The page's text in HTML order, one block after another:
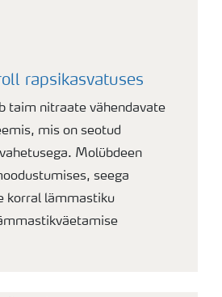
rapsikasvatuses
taim nitraate vähendavate
mis on seotud
Molübdeen
seega
korral lämmastiku